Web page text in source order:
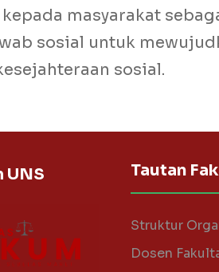
masyarakat
sosial untuk
sosial.
UNS Tautan
Struktur
Dosen